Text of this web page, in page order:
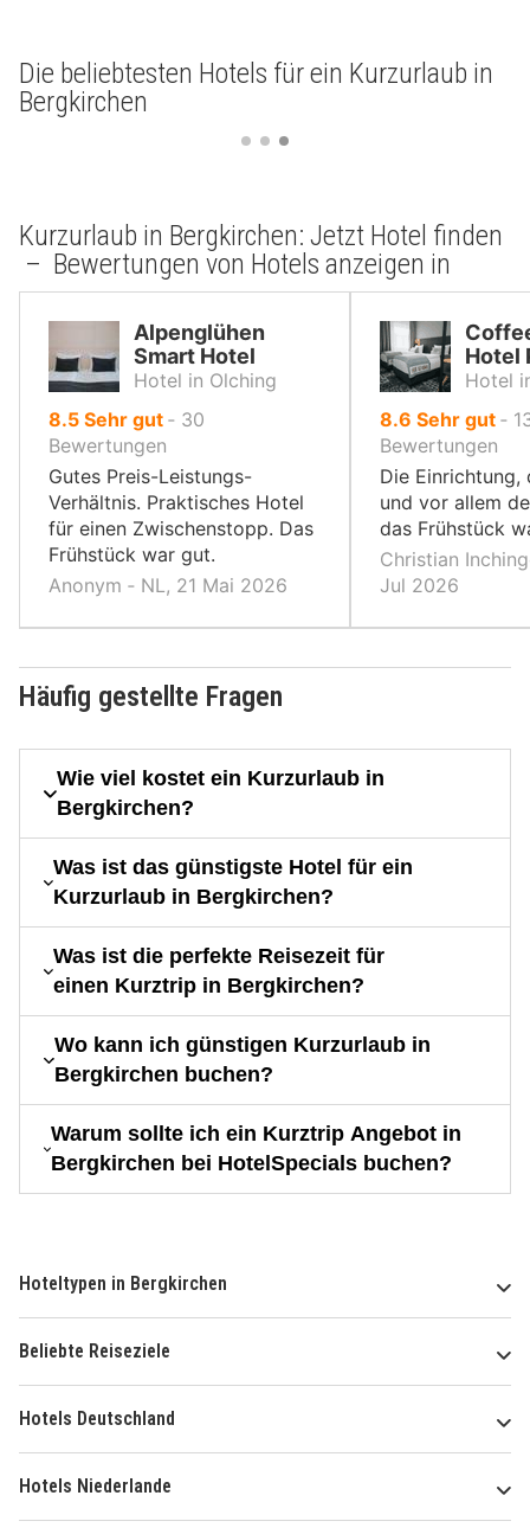
Die beliebtesten Hotels für ein Kurzurlaub in
Bergkirchen
Kurzurlaub in Bergkirchen: Jetzt Hotel finden
– Bewertungen von Hotels anzeigen in
Alpenglühen
Smart Hotel
Hotel in Olching
8.5von
10,
Sehr gut ‐ 30
Bewertungen
Gutes Preis-Leistungs-
Verhältnis. Praktisches Hotel
für einen Zwischenstopp. Das
Frühstück war gut.
Anonym ‐ NL, 21 Mai 2026
Hotel
Hotel
8.6 von
10,
Sehr gut ‐
Bewertungen
Die Einrichtung,
und vor allem
das Frühstück
Christian
Jul 2026
Häufig gestellte Fragen
Wie viel kostet ein Kurzurlaub in
Bergkirchen?
Was ist das günstigste Hotel für ein
Kurzurlaub in Bergkirchen?
Was ist die perfekte Reisezeit für
einen Kurztrip in Bergkirchen?
Wo kann ich günstigen Kurzurlaub in
Bergkirchen buchen?
Warum sollte ich ein Kurztrip Angebot in
Bergkirchen bei HotelSpecials buchen?
Hoteltypen in Bergkirchen
Beliebte Reiseziele
Hotels Deutschland
Hotels Niederlande